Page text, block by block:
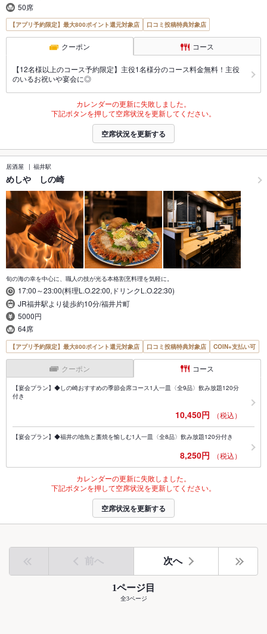
50席
【アプリ予約限定】最大800ポイント還元対象店 口コミ投稿特典対象店
クーポン コース
【12名様以上のコース予約限定】主役1名様分のコース料金無料！主役
のいるお祝いや宴会に◎
カレンダーの更新に失敗しました。
下記ボタンを押して空席状況を更新してください。
空席状況を更新する
居酒屋 福井駅
めしや しの崎
旬の海の幸を中心に、職人の技が光る本格割烹料理を気軽に。
17:00～23:00(料理L.O.22:00,ドリンクL.O.22:30)
JR福井駅より徒歩約10分/福井片町
5000円
64席
【アプリ予約限定】最大800ポイント還元対象店 口コミ投稿特典対象店 COIN+支払い可
クーポン コース
【宴会プラン】◆しの崎おすすめの季節会席コース1人一皿〈全9品〉飲み放題120分
付き
10,450円 （税込）
【宴会プラン】◆福井の地魚と藁焼を愉しむ1人一皿〈全8品〉飲み放題120分付き
8,250円 （税込）
カレンダーの更新に失敗しました。
下記ボタンを押して空席状況を更新してください。
空席状況を更新する
前へ 次へ
1ページ目
全3ページ